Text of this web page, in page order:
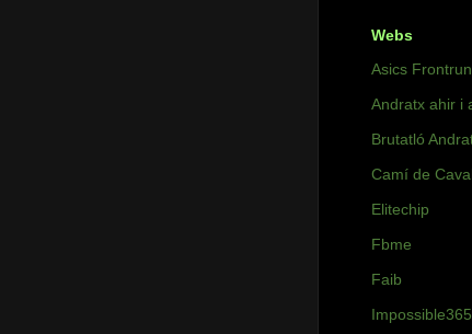
Webs
Asics
Andratx ahir i
Brutatló
Camí de
Elitechip
Fbme
Faib
Impossible365